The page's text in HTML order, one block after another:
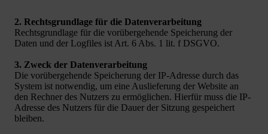
2. Rechtsgrundlage für die Datenverarbeitung
Rechtsgrundlage für die vorübergehende Speicherung der
Daten und der Logfiles ist Art. 6 Abs. 1 lit. f DSGVO.
3. Zweck der Datenverarbeitung
Die vorübergehende Speicherung der IP-Adresse durch das
System ist notwendig, um eine Auslieferung der Website an
den Rechner des Nutzers zu ermöglichen. Hierfür muss die IP-
Adresse des Nutzers für die Dauer der Sitzung gespeichert
bleiben.